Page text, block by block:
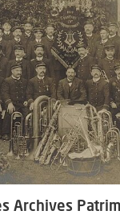
Archives